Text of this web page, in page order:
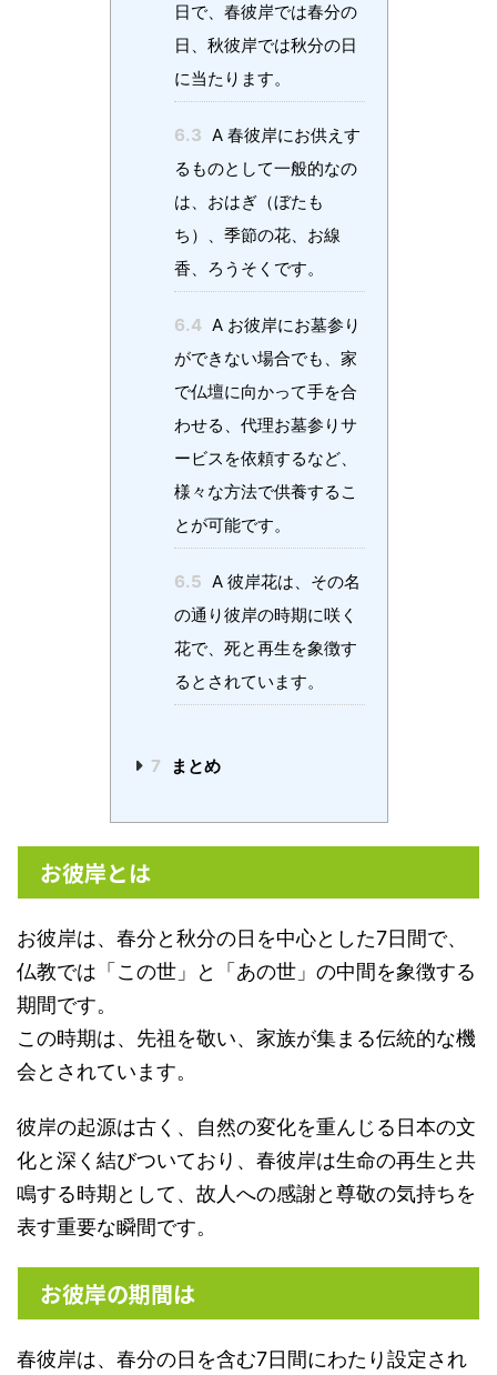
日で、春彼岸では春分の
日、秋彼岸では秋分の日
に当たります。
6.3 A 春彼岸にお供えす
るものとして一般的なの
は、おはぎ（ぼたも
ち）、季節の花、お線
香、ろうそくです。
6.4 A お彼岸にお墓参り
ができない場合でも、家
で仏壇に向かって手を合
わせる、代理お墓参りサ
ービスを依頼するなど、
様々な方法で供養するこ
とが可能です。
6.5 A 彼岸花は、その名
の通り彼岸の時期に咲く
花で、死と再生を象徴す
るとされています。
7 まとめ
お彼岸とは
お彼岸は、春分と秋分の日を中心とした7日間で、
仏教では「この世」と「あの世」の中間を象徴する
期間です。
この時期は、先祖を敬い、家族が集まる伝統的な機
会とされています。
彼岸の起源は古く、自然の変化を重んじる日本の文
化と深く結びついており、春彼岸は生命の再生と共
鳴する時期として、故人への感謝と尊敬の気持ちを
表す重要な瞬間です。
お彼岸の期間は
春彼岸は、春分の日を含む7日間にわたり設定され